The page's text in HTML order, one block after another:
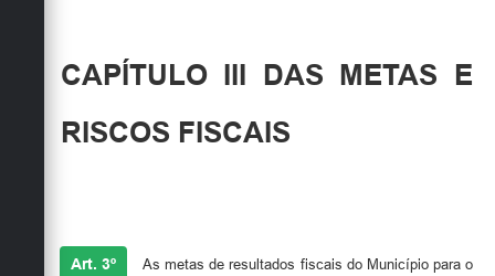
CAPÍTULO III DAS METAS E
RISCOS FISCAIS
Art. 3º As metas de resultados fiscais do Município para o